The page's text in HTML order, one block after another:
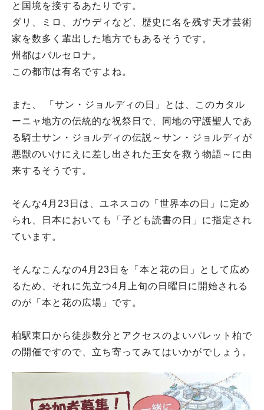
と国境を接するあたりです。
ダリ、ミロ、ガウディなど、歴史に名を残す天才芸術
家を数多く輩出した地方でもあるそうです。
州都はバルセロナ。
この都市は有名ですよね。
また、 「サン・ジョルディの日」とは、このカタル
ーニャ地方の伝統的な祝祭日で、同地の守護聖人であ
る騎士サン・ジョルディの伝説～サン・ジョルディが
悪獣のいけにえに差し出された王女を救う物語～に由
来するそうです。
そんな4月23日は、ユネスコの「世界本の日」に定め
られ、日本においても「子ども読書の日」に指定され
ています。
そんなこんなの4月23日を「本と花の日」として広め
るため、それに先立つ4月上旬の日曜日に開始される
のが「本と花の広場」です。
柏駅東口から徒歩数分とアクセスのよいパレット柏で
の開催ですので、立ち寄ってみてはいかがでしょう。